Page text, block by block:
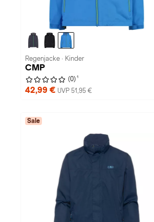
Regenjacke · Kinder
CMP
(0) 1
42,99 € UVP 51,95 €
Sale